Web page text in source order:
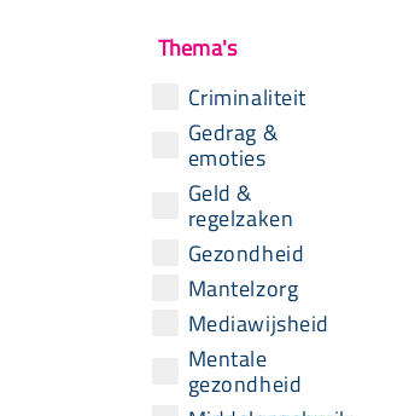
Thema's
Criminaliteit
Gedrag &
emoties
Geld &
regelzaken
Gezondheid
Mantelzorg
Mediawijsheid
Mentale
gezondheid